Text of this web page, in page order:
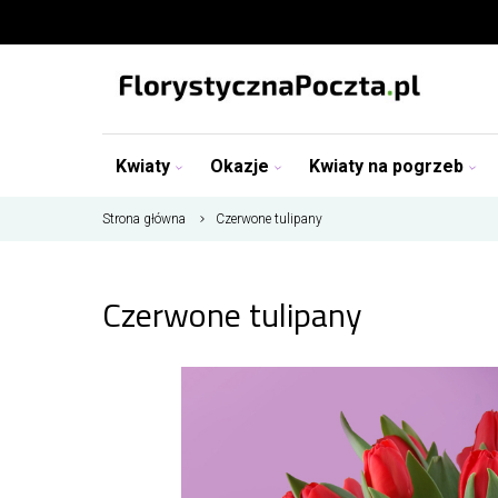
Kwiaty Okazje Kwiaty na pogrzeb
Strona główna Czerwone tulipany
Czerwone tulipany